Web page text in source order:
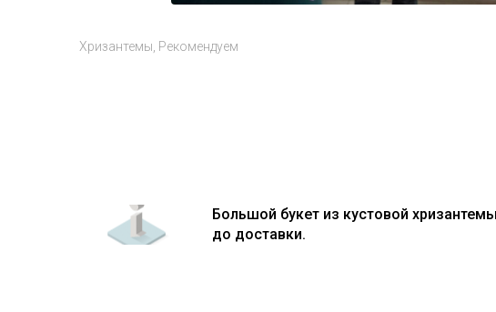
Хризантемы Рекомендуем
Большой букет из кустовой
до доставки.